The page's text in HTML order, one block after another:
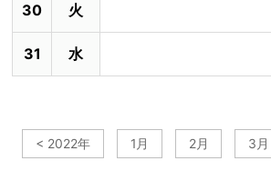
30 火
31 水
< 2022年 1月 2月 3月